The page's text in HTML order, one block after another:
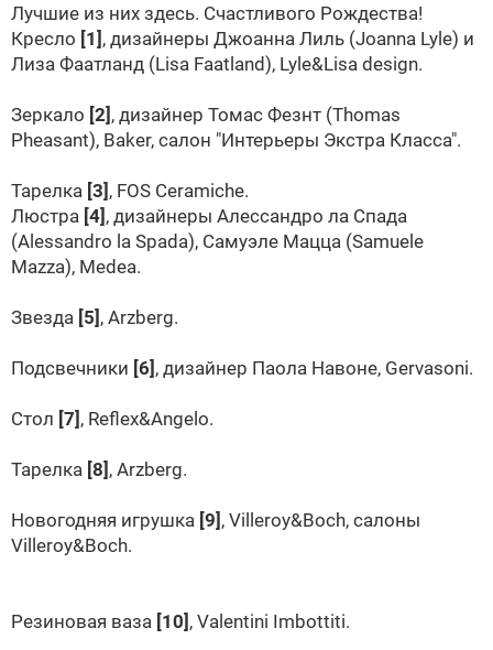
Лучшие из них здесь. Счастливого Рождества!
Кресло [1] , дизайнеры Джоанна Лиль (Joanna Lyle) и
Лиза Фаатланд (Lisa Faatland), Lyle&Lisa design.
Зеркало [2] , дизайнер Томас Фезнт (Thomas
Pheasant), Baker, салон "Интерьеры Экстра Класса".
Тарелка [3] , FOS Ceramiche.
Люстра [4] , дизайнеры Алессандро ла Спада
(Alessandro la Spada), Самуэле Мацца (Samuele
Mazza), Medea.
Звезда [5] , Arzberg.
Подсвечники [6] , дизайнер Паола Навоне, Gervasoni.
Стол [7] , Reflex&Angelo.
Тарелка [8] , Arzberg.
Новогодняя игрушка [9] , Villeroy&Boch, салоны
Villeroy&Boch.
Резиновая ваза [10] , Valentini Imbottiti.